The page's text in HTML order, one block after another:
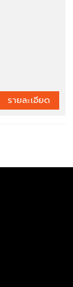
รายละเอียด